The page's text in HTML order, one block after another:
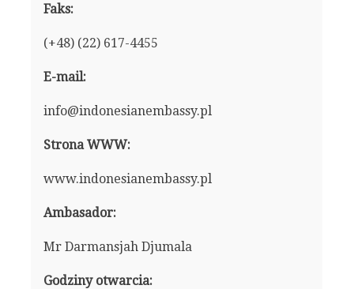
Faks:
(+48) (22) 617-4455
E-mail:
info@indonesianembassy.pl
Strona WWW:
www.indonesianembassy.pl
Ambasador:
Mr Darmansjah Djumala
Godziny otwarcia: